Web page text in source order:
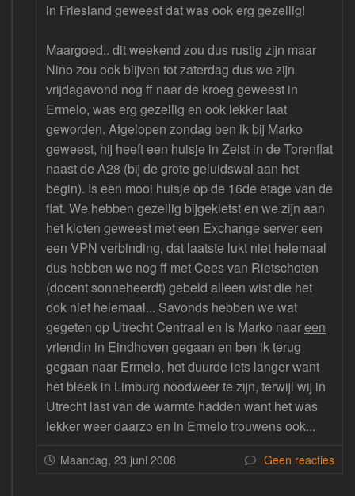
in Friesland geweest dat was ook erg gezellig!
Maargoed.. dit weekend zou dus rustig zijn maar
Nino zou ook blijven tot zaterdag dus we zijn
vrijdagavond nog ff naar de kroeg geweest in
Ermelo, was erg gezellig en ook lekker laat
geworden. Afgelopen zondag ben ik bij Marko
geweest, hij heeft een huisje in Zeist in de Torenflat
naast de A28 (bij de grote geluidswal aan het
begin). Is een mooi huisje op de 16de etage van de
flat. We hebben gezellig bijgekletst en we zijn aan
het kloten geweest met een Exchange server een
een VPN verbinding, dat laatste lukt niet helemaal
dus hebben we nog ff met Cees van Rietschoten
(docent sonneheerdt) gebeld alleen wist die het
ook niet helemaal... Savonds hebben we wat
gegeten op Utrecht Centraal en is Marko naareen
vriendin in Eindhoven gegaan en ben ik terug
gegaan naar Ermelo, het duurde iets langer want
het bleek in Limburg noodweer te zijn, terwijl wij in
Utrecht last van de warmte hadden want het was
lekker weer daarzo en in Ermelo trouwens ook...
Maandag, 23 juni 2008 Geen reacties